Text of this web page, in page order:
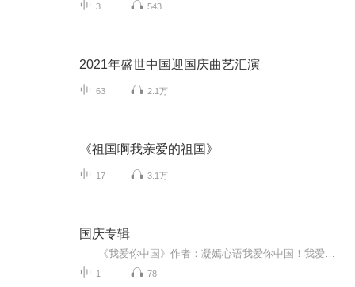
3 543
2021年盛世中国迎国庆曲艺汇演
63 2.1万
《祖国啊我亲爱的祖国》
17 3.1万
国庆专辑
1 78